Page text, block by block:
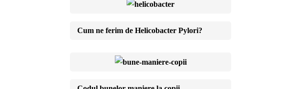
Cum ne ferim de Helicobacter Pylori?